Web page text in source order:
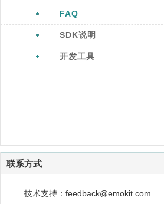
FAQ
SDK说明
开发工具
联系方式
技术支持：feedback@emokit.com